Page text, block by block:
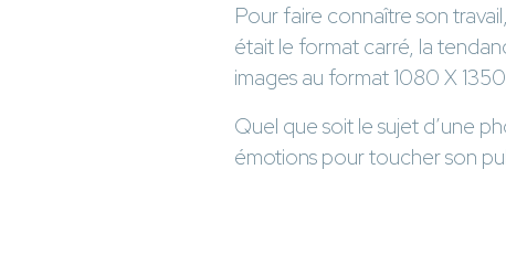
Pour faire connaître son
était le format carré, la
images au format 1080 X
Quel que soit le sujet d’une
émotions pour toucher son